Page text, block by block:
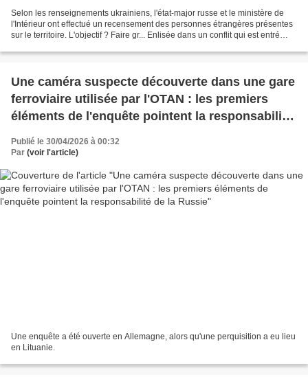
Selon les renseignements ukrainiens, l'état-major russe et le ministère de
l'Intérieur ont effectué un recensement des personnes étrangères présentes
sur le territoire. L'objectif ? Faire gr... Enlisée dans un conflit qui est entré
Une caméra suspecte découverte dans une gare
ferroviaire utilisée par l'OTAN : les premiers
éléments de l'enquête pointent la responsabilité
de la Russie
Publié le 30/04/2026 à 00:32
Par (voir l'article)
Une enquête a été ouverte en Allemagne, alors qu'une perquisition a eu lieu
en Lituanie.